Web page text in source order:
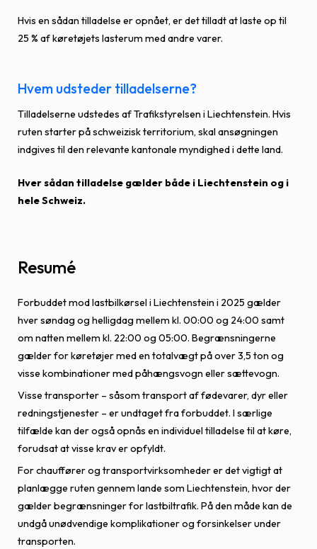
Hvis en sådan tilladelse er opnået, er det tilladt at laste op til
25 % af køretøjets lasterum med andre varer.
Hvem udsteder tilladelserne?
Tilladelserne udstedes af Trafikstyrelsen i Liechtenstein. Hvis
ruten starter på schweizisk territorium, skal ansøgningen
indgives til den relevante kantonale myndighed i dette land.
Hver sådan tilladelse gælder både i Liechtenstein og i
hele Schweiz.
Resumé
Forbuddet mod lastbilkørsel i Liechtenstein i 2025 gælder
hver søndag og helligdag mellem kl. 00:00 og 24:00 samt
om natten mellem kl. 22:00 og 05:00. Begrænsningerne
gælder for køretøjer med en totalvægt på over 3,5 ton og
visse kombinationer med påhængsvogn eller sættevogn.
Visse transporter – såsom transport af fødevarer, dyr eller
redningstjenester – er undtaget fra forbuddet. I særlige
tilfælde kan der også opnås en individuel tilladelse til at køre,
forudsat at visse krav er opfyldt.
For chauffører og transportvirksomheder er det vigtigt at
planlægge ruten gennem lande som Liechtenstein, hvor der
gælder begrænsninger for lastbiltrafik. På den måde kan de
undgå unødvendige komplikationer og forsinkelser under
transporten.